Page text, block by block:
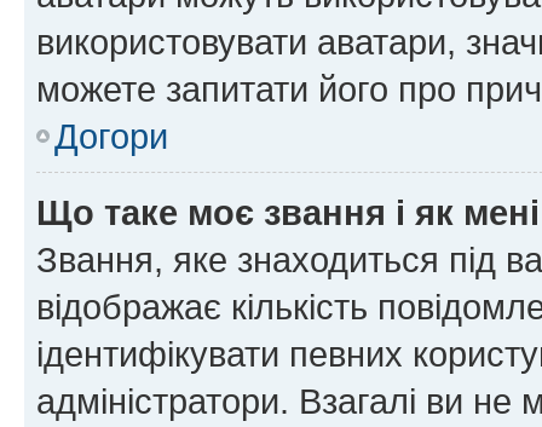
використовувати аватари,
можете запитати його про
Догори
Що таке моє звання і як
Звання, яке знаходиться під
відображає кількість
ідентифікувати певних
адміністратори. Взагалі ви